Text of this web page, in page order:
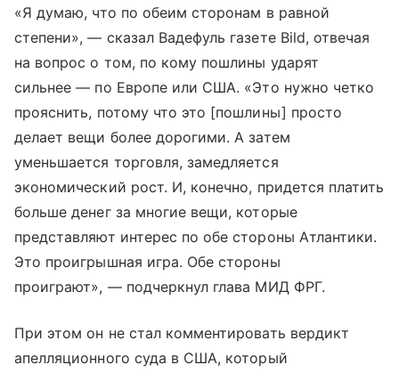
«Я думаю, что по обеим сторонам в равной
степени», — сказал Вадефуль газете Bild, отвечая
на вопрос о том, по кому пошлины ударят
сильнее — по Европе или США. «Это нужно четко
прояснить, потому что это [пошлины] просто
делает вещи более дорогими. А затем
уменьшается торговля, замедляется
экономический рост. И, конечно, придется платить
больше денег за многие вещи, которые
представляют интерес по обе стороны Атлантики.
Это проигрышная игра. Обе стороны
проиграют», — подчеркнул глава МИД ФРГ.
При этом он не стал комментировать вердикт
апелляционного суда в США, который